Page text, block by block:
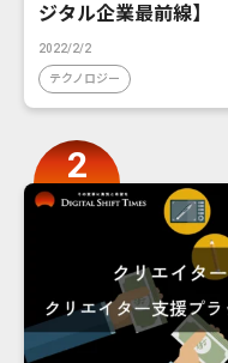
ジタル企業最前線】
2022/2/2
テクノロジー